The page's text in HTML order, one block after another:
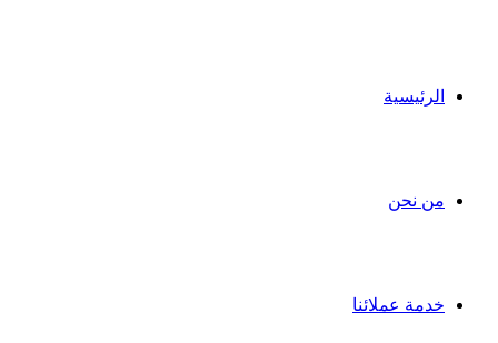
الرئيسية
من نحن
خدمة عملائنا